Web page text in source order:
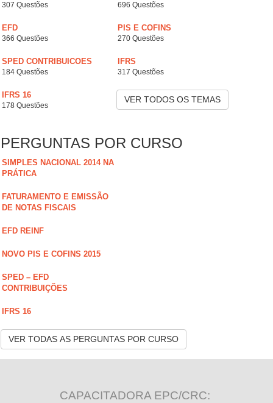
307 Questões 696 Questões
EFD
366 Questões
PIS E COFINS
270 Questões
SPED CONTRIBUICOES
184 Questões
IFRS
317 Questões
IFRS 16
178 Questões
VER TODOS OS TEMAS
PERGUNTAS POR CURSO
SIMPLES NACIONAL 2014 NA
PRÁTICA
FATURAMENTO E EMISSÃO
DE NOTAS FISCAIS
EFD REINF
NOVO PIS E COFINS 2015
SPED – EFD
CONTRIBUIÇÕES
IFRS 16
VER TODAS AS PERGUNTAS POR CURSO
CAPACITADORA EPC/CRC: